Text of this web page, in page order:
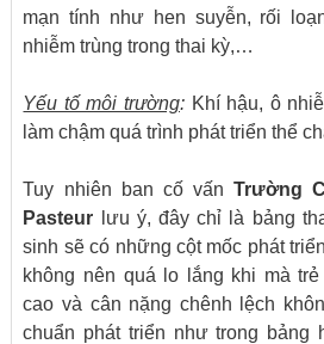
mạn tính như hen suyễn, rối
nhiễm trùng trong thai kỳ,…
Yếu tố môi trường: Khí hậu, ô
làm chậm quá trình phát triển thể
Tuy nhiên ban cố vấnTrường
Pasteur lưu ý, đây chỉ là bảng
sinh sẽ có những cột mốc phát
không nên quá lo lắng khi mà
cao và cân nặng chênh lệch
chuẩn phát triển như trong bảng